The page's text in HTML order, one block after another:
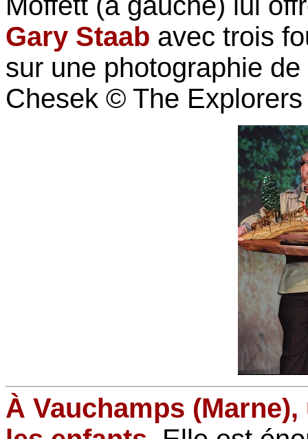
Gary Staab avec trois
sur une photographie
Chesek © The
À Vauchamps